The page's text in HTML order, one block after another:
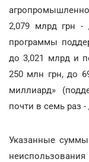
2,079 млрд грн -
программы
до 3,021 млрд и
250 млн грн, до
миллиард»
почти в семь раз
Указанные